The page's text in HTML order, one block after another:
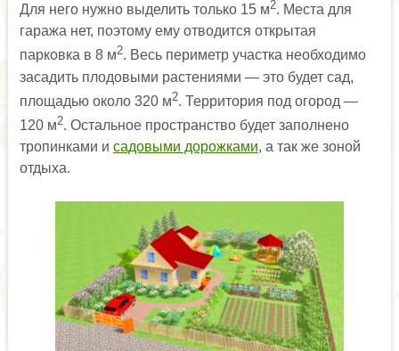
Для него нужно выделить только 15 м2. Места для
гаража нет, поэтому ему отводится открытая
парковка в 8 м2. Весь периметр участка необходимо
засадить плодовыми растениями — это будет сад,
площадью около 320 м2. Территория под огород —
120 м2. Остальное пространство будет заполнено
тропинками и садовыми дорожками, а так же зоной
отдыха.